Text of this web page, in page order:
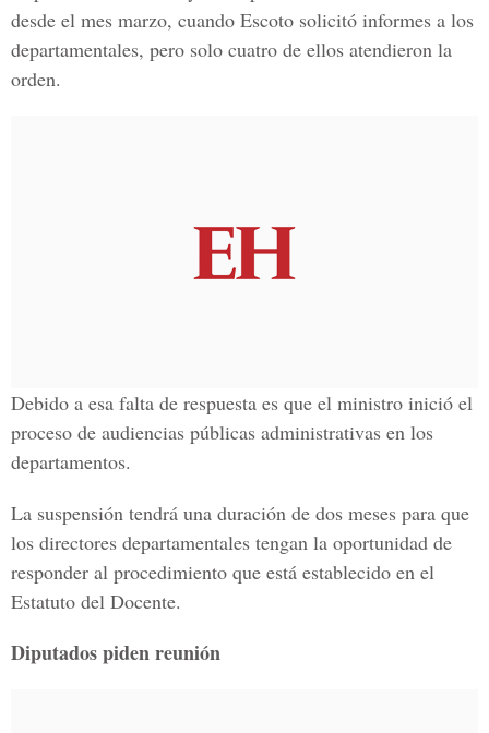
desde el mes marzo, cuando Escoto solicitó informes a los
departamentales, pero solo cuatro de ellos atendieron la
orden.
Debido a esa falta de respuesta es que el ministro inició el
proceso de audiencias públicas administrativas en los
departamentos.
La suspensión tendrá una duración de dos meses para que
los directores departamentales tengan la oportunidad de
responder al procedimiento que está establecido en el
Estatuto del Docente.
Diputados piden reunión